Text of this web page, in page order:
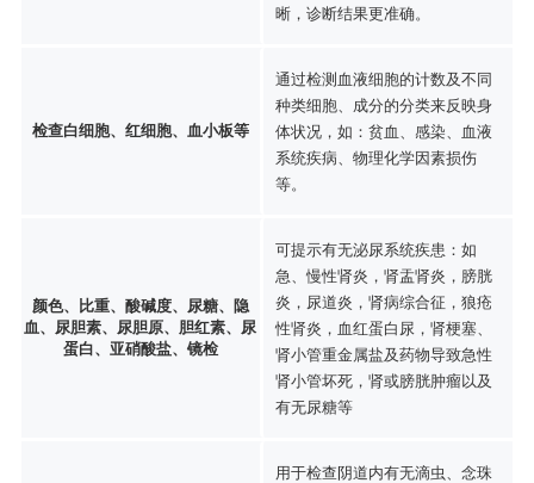
晰，诊断结果更准确。
检查白细胞、红细胞、血小板等
通过检测血液细胞的计数及不同
种类细胞、成分的分类来反映身
体状况，如：贫血、感染、血液
系统疾病、物理化学因素损伤
等。
颜色、比重、酸碱度、尿糖、隐
血、尿胆素、尿胆原、胆红素、尿
蛋白、亚硝酸盐、镜检
可提示有无泌尿系统疾患：如
急、慢性肾炎，肾盂肾炎，膀胱
炎，尿道炎，肾病综合征，狼疮
性肾炎，血红蛋白尿，肾梗塞、
肾小管重金属盐及药物导致急性
肾小管坏死，肾或膀胱肿瘤以及
有无尿糖等
用于检查阴道内有无滴虫、念珠